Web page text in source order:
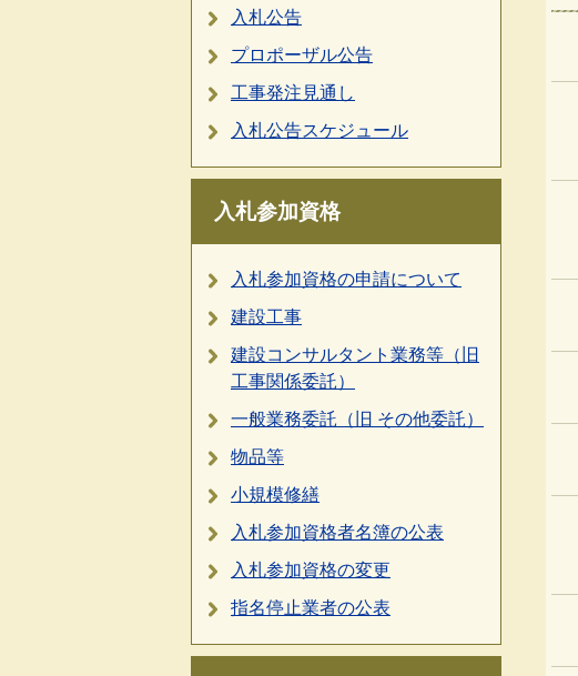
入札公告
プロポーザル公告
工事発注見通し
入札公告スケジュール
入札参加資格
入札参加資格の申請について
建設工事
建設コンサルタント業務等（旧
工事関係委託）
一般業務委託（旧 その他委託）
物品等
小規模修繕
入札参加資格者名簿の公表
入札参加資格の変更
指名停止業者の公表